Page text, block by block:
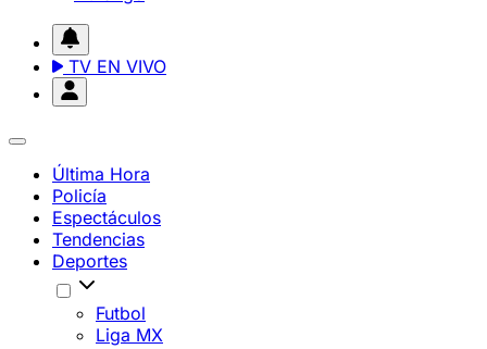
TV EN VIVO
Última Hora
Policía
Espectáculos
Tendencias
Deportes
Futbol
Liga MX